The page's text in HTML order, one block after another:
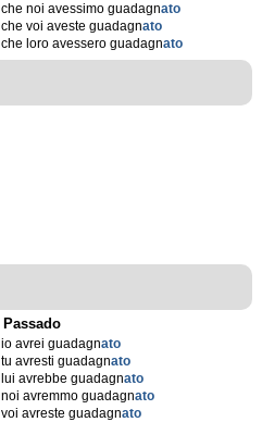
che noi avessimo guadagnato
che voi aveste guadagnato
che loro avessero guadagnato
Passado
io avrei guadagnato
tu avresti guadagnato
lui avrebbe guadagnato
noi avremmo guadagnato
voi avreste guadagnato